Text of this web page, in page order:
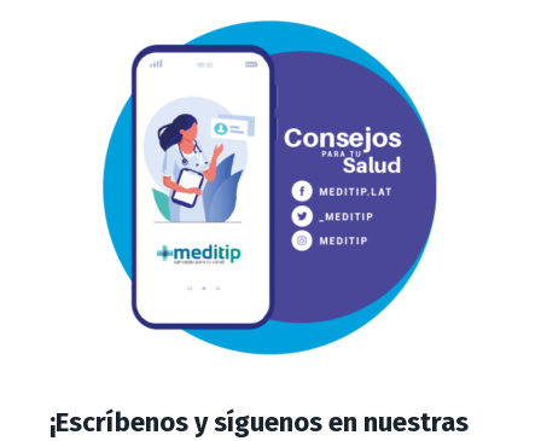
¡Escríbenos y síguenos en nuestras